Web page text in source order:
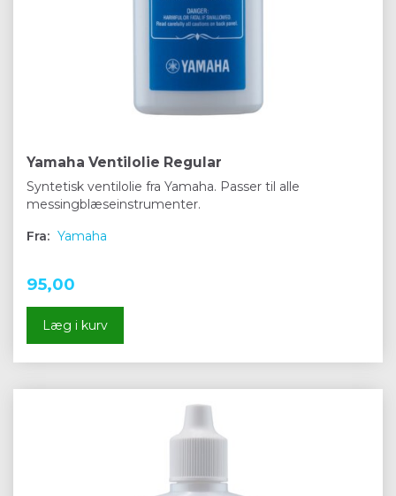
Yamaha Ventilolie Regular
Syntetisk ventilolie fra Yamaha. Passer til alle
messingblæseinstrumenter.
Fra: Yamaha
95,00
Læg i kurv